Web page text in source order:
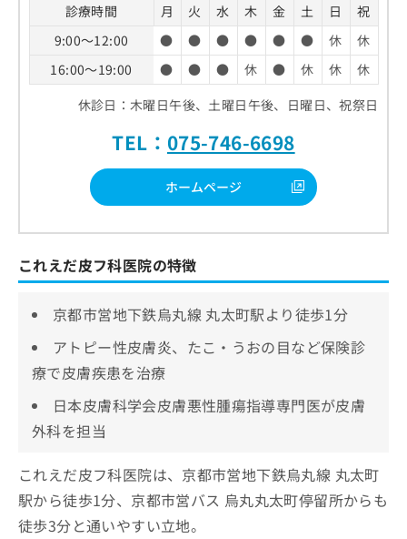
診療時間 月 火 水 木 金 土 日
祝
9:00～12:00
● ● ● ● ● ● 休
休
16:00～19:00
● ● ● 休 ● 休 休
休
休診日：木曜日午後、土曜日午後、日曜日、祝祭日
TEL： 075-746-6698
ホームページ
これえだ皮フ科医院の特徴
京都市営地下鉄烏丸線 丸太町駅より徒歩1分
アトピー性皮膚炎、たこ・うおの目など保険診
療で皮膚疾患を治療
日本皮膚科学会皮膚悪性腫瘍指導専門医が皮膚
外科を担当
これえだ皮フ科医院は、京都市営地下鉄烏丸線 丸太町
駅から徒歩1分、京都市営バス 烏丸丸太町停留所からも
徒歩3分と通いやすい立地。